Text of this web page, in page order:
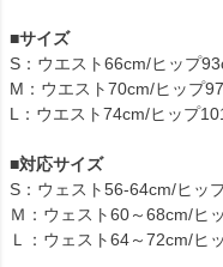
■サイズ
S：ウエスト66cm/ヒップ
M：ウエスト70cm/ヒップ
L：ウエスト74cm/ヒップ
■対応サイズ
S：ウェスト56-64cm/ヒッ
Ｍ：ウェスト60～68cm/ヒ
Ｌ：ウェスト64～72cm/ヒ